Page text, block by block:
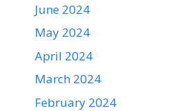
June 2024
May 2024
April 2024
March 2024
February 2024